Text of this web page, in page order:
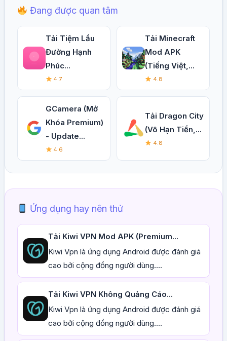
Đang được quan tâm
Tải Tiệm Lẩu
Đường Hạnh
Phúc...
4.7
Tải Minecraft
Mod APK
(Tiếng Việt,...
4.8
GCamera (Mở
Khóa Premium)
- Update...
4.6
Tải Dragon City
(Vô Hạn Tiền,...
4.8
Ứng dụng hay nên thử
Tải Kiwi VPN Mod APK (Premium...
Kiwi Vpn là ứng dụng Android được đánh giá
cao bởi cộng đồng người dùng....
Tải Kiwi VPN Không Quảng Cáo...
Kiwi Vpn là ứng dụng Android được đánh giá
cao bởi cộng đồng người dùng....